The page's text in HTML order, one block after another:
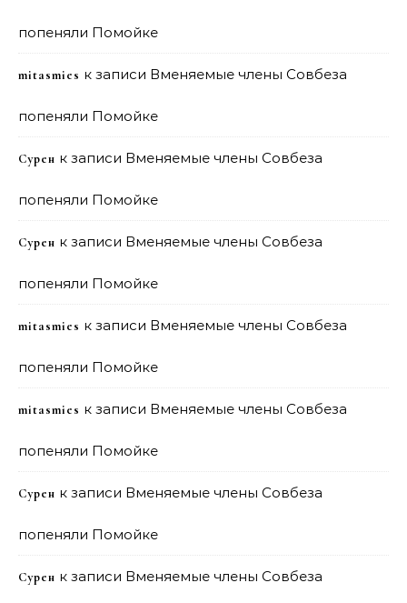
попеняли Помойке
mitasmies к записи Вменяемые члены Совбеза
попеняли Помойке
Сурен к записи Вменяемые члены Совбеза
попеняли Помойке
Сурен к записи Вменяемые члены Совбеза
попеняли Помойке
mitasmies к записи Вменяемые члены Совбеза
попеняли Помойке
mitasmies к записи Вменяемые члены Совбеза
попеняли Помойке
Сурен к записи Вменяемые члены Совбеза
попеняли Помойке
Сурен к записи Вменяемые члены Совбеза